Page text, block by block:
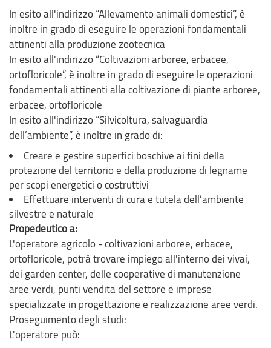
In esito all'indirizzo “Allevamento animali domestici”, è
inoltre in grado di eseguire le operazioni fondamentali
attinenti alla produzione zootecnica
In esito all'indirizzo “Coltivazioni arboree, erbacee,
ortofloricole”, è inoltre in grado di eseguire le operazioni
fondamentali attinenti alla coltivazione di piante arboree,
erbacee, ortofloricole
In esito all'indirizzo “Silvicoltura, salvaguardia
dell’ambiente”, è inoltre in grado di:
Creare e gestire superfici boschive ai fini della
protezione del territorio e della produzione di legname
per scopi energetici o costruttivi
Effettuare interventi di cura e tutela dell’ambiente
silvestre e naturale
Propedeutico a:
L'operatore agricolo - coltivazioni arboree, erbacee,
ortofloricole, potrà trovare impiego all'interno dei vivai,
dei garden center, delle cooperative di manutenzione
aree verdi, punti vendita del settore e imprese
specializzate in progettazione e realizzazione aree verdi.
Proseguimento degli studi:
L'operatore può: